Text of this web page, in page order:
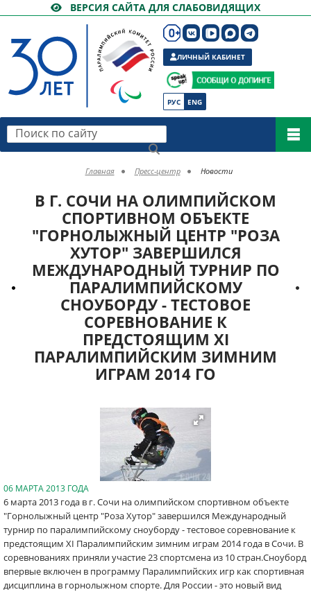
ВЕРСИЯ САЙТА ДЛЯ СЛАБОВИДЯЩИХ
РУС ENG
ЛИЧНЫЙ КАБИНЕТ
Поиск по сайту
Главная Пресс-центр Новости
В Г. СОЧИ НА ОЛИМПИЙСКОМ
СПОРТИВНОМ ОБЪЕКТЕ
"ГОРНОЛЫЖНЫЙ ЦЕНТР "РОЗА
ХУТОР" ЗАВЕРШИЛСЯ
МЕЖДУНАРОДНЫЙ ТУРНИР ПО
ПАРАЛИМПИЙСКОМУ
СНОУБОРДУ - ТЕСТОВОЕ
СОРЕВНОВАНИЕ К
ПРЕДСТОЯЩИМ XI
ПАРАЛИМПИЙСКИМ ЗИМНИМ
ИГРАМ 2014 ГО
06 МАРТА 2013 ГОДА
6 марта 2013 года в г. Сочи на олимпийском спортивном объекте
"Горнолыжный центр "Роза Хутор" завершился Международный
турнир по паралимпийскому сноуборду - тестовое соревнование к
предстоящим XI Паралимпийским зимним играм 2014 года в Сочи. В
соревнованиях приняли участие 23 спортсмена из 10 стран.Сноуборд
впервые включен в программу Паралимпийских игр как спортивная
дисциплина в горнолыжном спорте. Для России - это новый вид